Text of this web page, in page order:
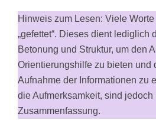
Hinweis zum Lesen: Viele
„gefettet“. Dieses dient lediglich
Betonung und Struktur, um den
Orientierungshilfe zu bieten und
Aufnahme der Informationen zu
die Aufmerksamkeit, sind jedoch
Zusammenfassung.